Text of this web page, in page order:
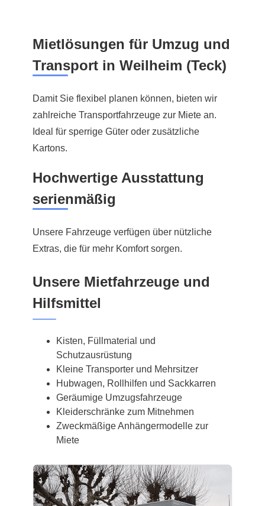
Mietlösungen für Umzug und
Transport in Weilheim (Teck)
Damit Sie flexibel planen können, bieten wir
zahlreiche Transportfahrzeuge zur Miete an.
Ideal für sperrige Güter oder zusätzliche
Kartons.
Hochwertige Ausstattung
serienmäßig
Unsere Fahrzeuge verfügen über nützliche
Extras, die für mehr Komfort sorgen.
Unsere Mietfahrzeuge und
Hilfsmittel
Kisten, Füllmaterial und
Schutzausrüstung
Kleine Transporter und Mehrsitzer
Hubwagen, Rollhilfen und Sackkarren
Geräumige Umzugsfahrzeuge
Kleiderschränke zum Mitnehmen
Zweckmäßige Anhängermodelle zur
Miete